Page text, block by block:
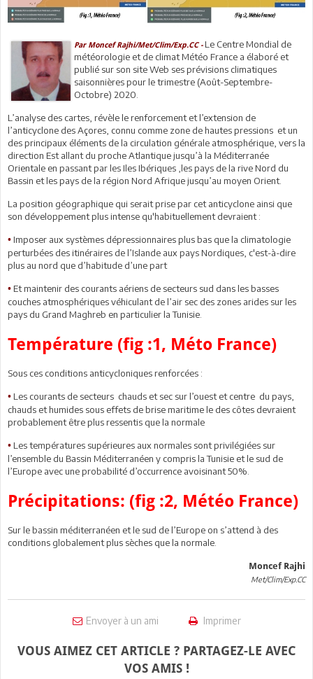
Par Moncef Rajhi/Met/Clim/Exp.CC -Le Centre Mondial de
météorologie et de climat Météo France a élaboré et
publié sur son site Web ses prévisions climatiques
saisonnières pour le trimestre (Août-Septembre-
Octobre) 2020.
L’analyse des cartes, révèle le renforcement et l’extension de
l’anticyclone des Açores, connu comme zone de hautes pressions et un
des principaux éléments de la circulation générale atmosphérique, vers la
direction Est allant du proche Atlantique jusqu’à la Méditerranée
Orientale en passant par les Iles Ibériques ,les pays de la rive Nord du
Bassin et les pays de la région Nord Afrique jusqu’au moyen Orient.
La position géographique qui serait prise par cet anticyclone ainsi que
son développement plus intense qu'habituellement devraient :
• Imposer aux systèmes dépressionnaires plus bas que la climatologie
perturbées des itinéraires de l’Islande aux pays Nordiques, c'est-à-dire
plus au nord que d’habitude d’une part
• Et maintenir des courants aériens de secteurs sud dans les basses
couches atmosphériques véhiculant de l’air sec des zones arides sur les
pays du Grand Maghreb en particulier la Tunisie.
Température (fig :1, Méto France)
Sous ces conditions anticycloniques renforcées :
• Les courants de secteurs chauds et sec sur l’ouest et centre du pays,
chauds et humides sous effets de brise maritime le des côtes devraient
probablement être plus ressentis que la normale
• Les températures supérieures aux normales sont privilégiées sur
l’ensemble du Bassin Méditerranéen y compris la Tunisie et le sud de
l’Europe avec une probabilité d’occurrence avoisinant 50%.
Précipitations: (fig :2, Météo France)
Sur le bassin méditerranéen et le sud de l’Europe on s’attend à des
conditions globalement plus sèches que la normale.
Moncef Rajhi
Met/Clim/Exp.CC
Envoyer à un ami Imprimer
VOUS AIMEZ CET ARTICLE ? PARTAGEZ-LE AVEC
VOS AMIS !